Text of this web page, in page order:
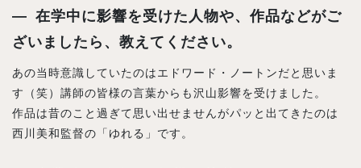
在学中に影響を受けた人物や、作品などがご
ざいましたら、教えてください。
あの当時意識していたのはエドワード・ノートンだと思いま
す（笑）講師の皆様の言葉からも沢山影響を受けました。
作品は昔のこと過ぎて思い出せませんがパッと出てきたのは
西川美和監督の「ゆれる」です。